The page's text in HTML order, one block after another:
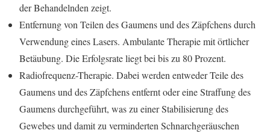
der Behandelnden zeigt.
Entfernung von Teilen des Gaumens und des Zäpfchens durch
Verwendung eines Lasers. Ambulante Therapie mit örtlicher
Betäubung. Die Erfolgsrate liegt bei bis zu 80 Prozent.
Radiofrequenz-Therapie. Dabei werden entweder Teile des
Gaumens und des Zäpfchens entfernt oder eine Straffung des
Gaumens durchgeführt, was zu einer Stabilisierung des
Gewebes und damit zu verminderten Schnarchgeräuschen